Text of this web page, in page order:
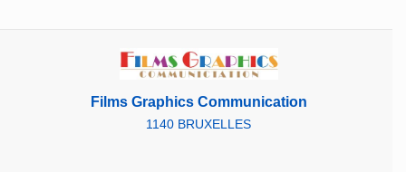
Films Graphics Communication
1140 BRUXELLES